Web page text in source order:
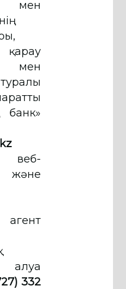
мен
қарау
мен
банк»
және
алуға
332